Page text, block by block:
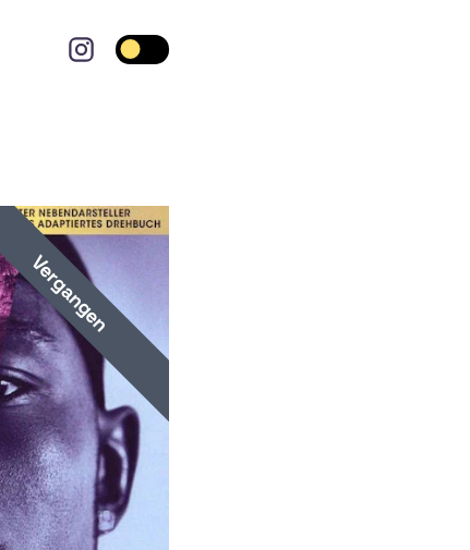
Toggle dark mode
Vergangen